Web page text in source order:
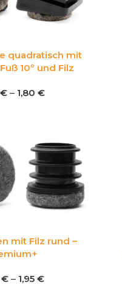
quadratisch mit
10º und Filz
€ – 1,80€
mit Filz rund –
€ – 1,95 €